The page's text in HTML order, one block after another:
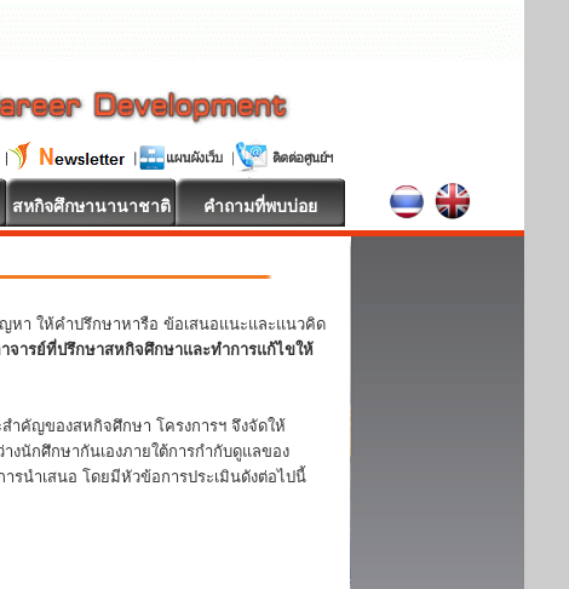
สหกิจศึกษานานาชาติ คำถามที่พบบ่อย
า ให้คำปรึกษาหารือ ข้อเสนอแนะและแนวคิด
จารย์ที่ปรึกษาสหกิจศึกษาและทำการแก้ไขให้
ำคัญของสหกิจศึกษา โครงการฯ จึงจัดให้
นักศึกษากันเองภายใต้การกำกับดูแลของ
รนำเสนอ โดยมีหัวข้อการประเมินดังต่อไปนี้